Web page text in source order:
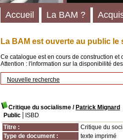
La BAM est ouverte au public le
Ce catalogue est en cours de construction
Attention : l'information sur la disponibilité
Nouvelle recherche
Critique du socialisme / Patrick Mignard
Public
ISBD
Titre :
Critique du
Type de document :
texte imprimé
Accueil La BAM ?